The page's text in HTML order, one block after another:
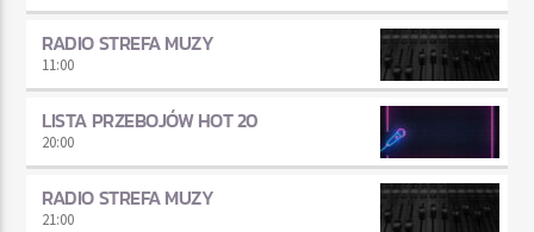
RADIO STREFA MUZY
11:00
LISTA PRZEBOJÓW HOT 20
20:00
RADIO STREFA MUZY
21:00